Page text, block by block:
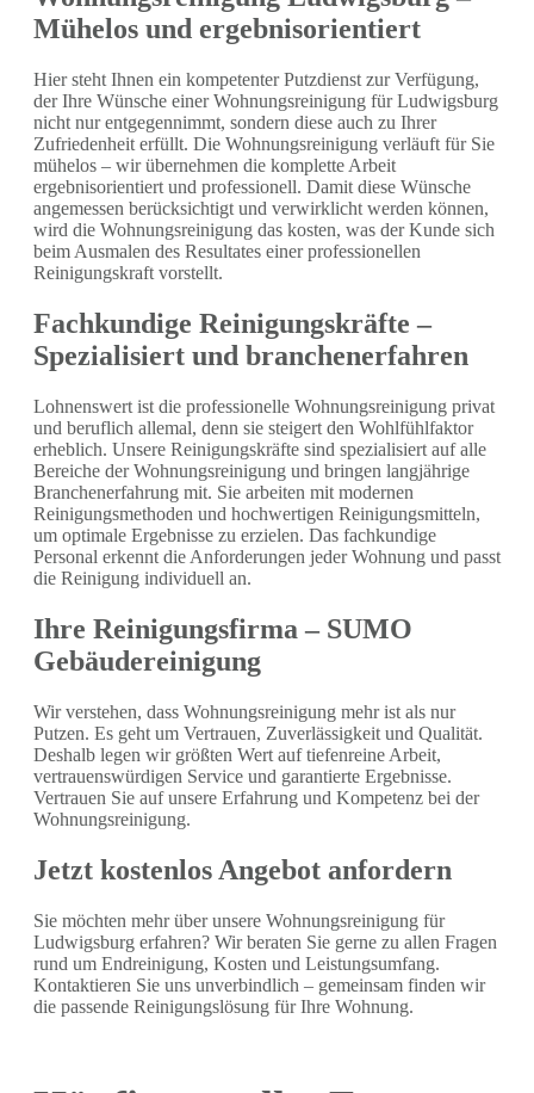
Mühelos und ergebnisorientiert
Hier steht Ihnen ein kompetenter Putzdienst zur Verfügung,
der Ihre Wünsche einer Wohnungsreinigung für Ludwigsburg
nicht nur entgegennimmt, sondern diese auch zu Ihrer
Zufriedenheit erfüllt. Die Wohnungsreinigung verläuft für Sie
mühelos – wir übernehmen die komplette Arbeit
ergebnisorientiert und professionell. Damit diese Wünsche
angemessen berücksichtigt und verwirklicht werden können,
wird die Wohnungsreinigung das kosten, was der Kunde sich
beim Ausmalen des Resultates einer professionellen
Reinigungskraft vorstellt.
Fachkundige Reinigungskräfte –
Spezialisiert und branchenerfahren
Lohnenswert ist die professionelle Wohnungsreinigung privat
und beruflich allemal, denn sie steigert den Wohlfühlfaktor
erheblich. Unsere Reinigungskräfte sind spezialisiert auf alle
Bereiche der Wohnungsreinigung und bringen langjährige
Branchenerfahrung mit. Sie arbeiten mit modernen
Reinigungsmethoden und hochwertigen Reinigungsmitteln,
um optimale Ergebnisse zu erzielen. Das fachkundige
Personal erkennt die Anforderungen jeder Wohnung und passt
die Reinigung individuell an.
Ihre Reinigungsfirma – SUMO
Gebäudereinigung
Wir verstehen, dass Wohnungsreinigung mehr ist als nur
Putzen. Es geht um Vertrauen, Zuverlässigkeit und Qualität.
Deshalb legen wir größten Wert auf tiefenreine Arbeit,
vertrauenswürdigen Service und garantierte Ergebnisse.
Vertrauen Sie auf unsere Erfahrung und Kompetenz bei der
Wohnungsreinigung.
Jetzt kostenlos Angebot anfordern
Sie möchten mehr über unsere Wohnungsreinigung für
Ludwigsburg erfahren? Wir beraten Sie gerne zu allen Fragen
rund um Endreinigung, Kosten und Leistungsumfang.
Kontaktieren Sie uns unverbindlich – gemeinsam finden wir
die passende Reinigungslösung für Ihre Wohnung.